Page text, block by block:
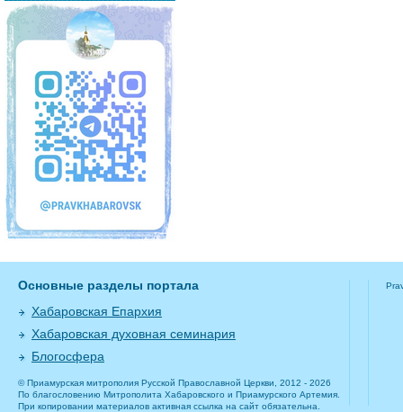
Основные разделы портала
Хабаровская Епархия
Хабаровская духовная семинария
Блогосфера
© Приамурская митрополия Русской Православной Церкви, 2012 - 2026
По благословению Митрополита Хабаровского и Приамурского Артемия.
При копировании материалов активная ссылка на сайт обязательна.